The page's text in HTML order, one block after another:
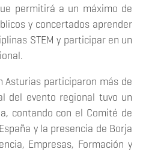
permitirá a un máximo de
y concertados aprender
STEM y participar en un
Asturias participaron más de
del evento regional tuvo un
contando con el Comité de
y la presencia de Borja
Empresas, Formación y